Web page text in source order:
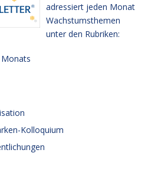
adressiert jeden Monat
Wachstumsthemen
unter den Rubriken:
Monats
Kolloquium